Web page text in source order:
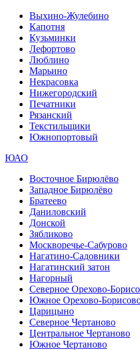
Выхино-Жулебино
Капотня
Кузьминки
Лефортово
Люблино
Марьино
Некрасовка
Нижегородский
Печатники
Рязанский
Текстильщики
Южнопортовый
ЮАО
Восточное Бирюлёво
Западное Бирюлёво
Братеево
Даниловский
Донской
Зябликово
Москворечье-Сабурово
Нагатино-Садовники
Нагатинский затон
Нагорный
Северное Орехово-
Южное Орехово-
Царицыно
Северное Чертаново
Центральное Чертаново
Южное Чертаново